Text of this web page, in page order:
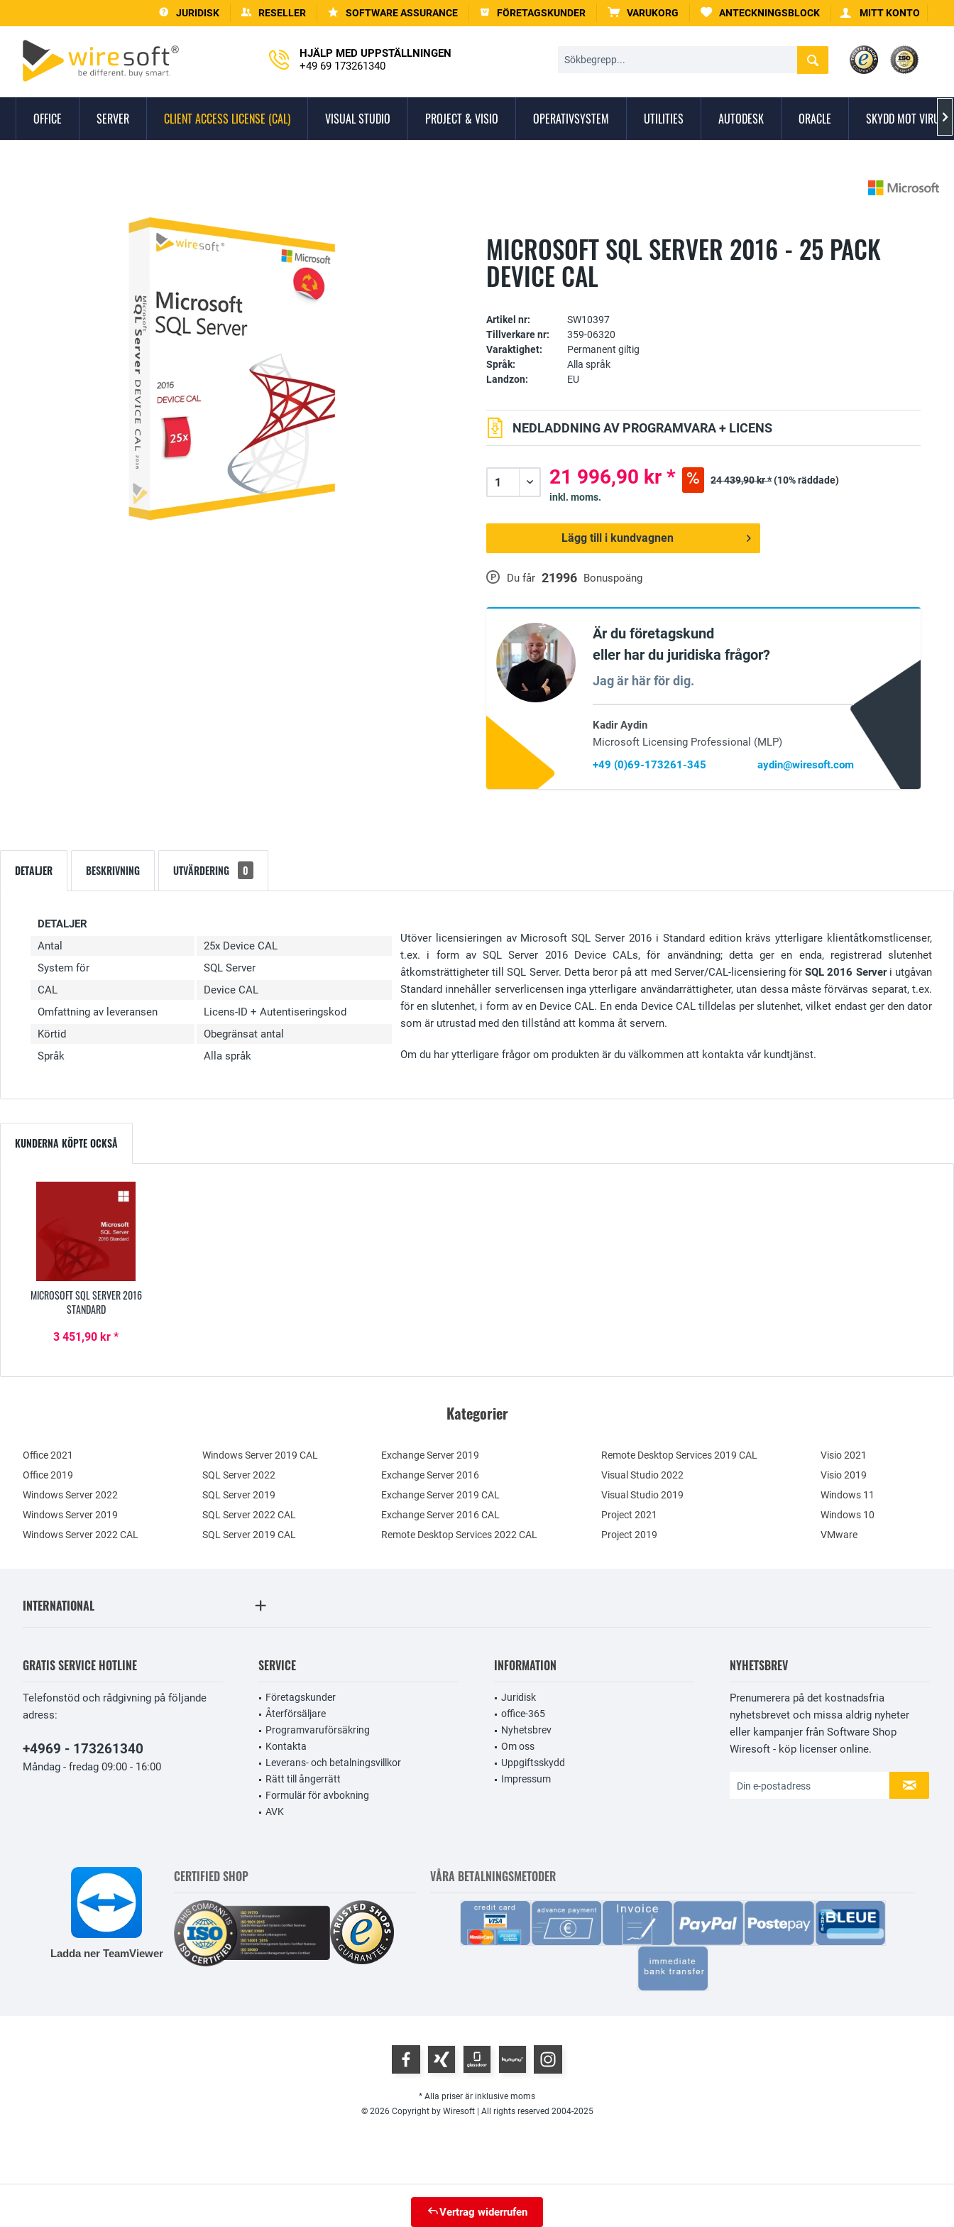
JURIDISK RESELLER SOFTWARE ASSURANCE FÖRETAGSKUNDER VARUKORG ANTECKNINGSBLOCK MITT KONTO
HJÄLP MED UPPSTÄLLNINGEN
+49 69 173261340
OFFICE SERVER CLIENT ACCESS LICENSE (CAL) VISUAL STUDIO PROJECT & VISIO OPERATIVSYSTEM UTILITIES AUTODESK ORACLE SKYDD MOT VIRUS
MICROSOFT SQL SERVER 2016 - 25 PACK
DEVICE CAL
Artikel nr:
SW10397
Tillverkare nr:
359-06320
Varaktighet:
Permanent giltig
Språk:
Alla språk
Landzon:
EU
P Du får 21996 Bonuspoäng
NEDLADDNING AV PROGRAMVARA + LICENS
21 996,90 kr * 24 439,90 kr *(10% räddade)
inkl. moms.
Lägg till i kundvagnen
Är du företagskund
eller har du juridiska frågor?
Jag är här för dig.
Kadir Aydin
Microsoft Licensing Professional (MLP)
+49 (0)69-173261-345
aydin@wiresoft.com
DETALJER BESKRIVNING UTVÄRDERING 0
DETALJER
Antal
25x Device CAL
System för
SQL Server
CAL
Device CAL
Omfattning av leveransen
Licens-ID + Autentiseringskod
Körtid
Obegränsat antal
Språk
Alla språk
Utöver licensieringen av Microsoft SQL Server 2016 i Standard edition krävs ytterligare klientåtkomstlicenser,
t.ex. i form av SQL Server 2016 Device CALs, för användning; detta ger en enda, registrerad slutenhet
åtkomsträttigheter till SQL Server. Detta beror på att med Server/CAL-licensiering förSQL 2016 Serveri utgåvan
Standard innehåller serverlicensen inga ytterligare användarrättigheter, utan dessa måste förvärvas separat, t.ex.
för en slutenhet, i form av en Device CAL. En enda Device CAL tilldelas per slutenhet, vilket endast ger den dator
som är utrustad med den tillstånd att komma åt servern.
Om du har ytterligare frågor om produkten är du välkommen att kontakta vår kundtjänst.
KUNDERNA KÖPTE OCKSÅ
MICROSOFT SQL SERVER 2016
STANDARD
3 451,90 kr *
Kategorier
Office 2021
Office 2019
Windows Server 2022
Windows Server 2019
Exchange Server 2019
Exchange Server 2016
SQL Server 2022
SQL Server 2019
Windows Server 2022 CAL
Windows Server 2019 CAL
SQL Server 2022 CAL
SQL Server 2019 CAL
Remote Desktop Services 2022 CAL
Remote Desktop Services 2019 CAL
Exchange Server 2019 CAL
Exchange Server 2016 CAL
Visual Studio 2022
Visual Studio 2019
Project 2021
Project 2019
Visio 2021
Visio 2019
Windows 11
Windows 10
VMware
INTERNATIONAL
GRATIS SERVICE HOTLINE
Telefonstöd och rådgivning på följande
adress:
+4969 - 173261340
Måndag - fredag 09:00 - 16:00
SERVICE
Företagskunder
Återförsäljare
Programvaruförsäkring
Kontakta
Leverans- och betalningsvillkor
Rätt till ångerrätt
Formulär för avbokning
AVK
INFORMATION
Juridisk
office-365
Nyhetsbrev
Om oss
Uppgiftsskydd
Impressum
NYHETSBREV
Prenumerera på det kostnadsfria
nyhetsbrevet och missa aldrig nyheter
eller kampanjer från Software Shop
Wiresoft - köp licenser online.
Ladda ner TeamViewer
CERTIFIED SHOP VÅRA BETALNINGSMETODER
* Alla priser är inklusive moms
© 2026 Copyright by Wiresoft | All rights reserved 2004-2025
Vertrag widerrufen